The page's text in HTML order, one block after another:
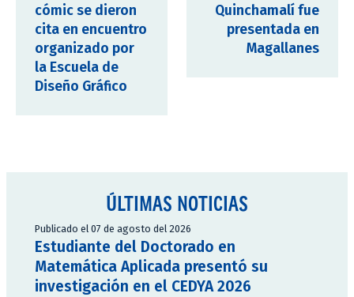
cómic se dieron
cita en encuentro
organizado por
la Escuela de
Diseño Gráfico
Quinchamalí fue
presentada en
Magallanes
ÚLTIMAS NOTICIAS
Publicado el 07 de agosto del 2026
Estudiante del Doctorado en
Matemática Aplicada presentó su
investigación en el CEDYA 2026